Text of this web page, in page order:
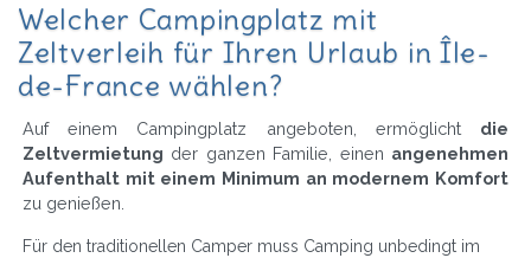
Welcher Campingplatz mit
Zeltverleih für Ihren Urlaub in Île-
de-France wählen?
Auf einem Campingplatz angeboten, ermöglicht die
Zeltvermietung der ganzen Familie, einen angenehmen
Aufenthalt mit einem Minimum an modernem Komfort
zu genießen.
Für den traditionellen Camper muss Camping unbedingt im